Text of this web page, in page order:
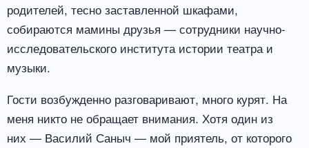
родителей, тесно заставленной шкафами,
собираются мамины друзья — сотрудники научно-
исследовательского института истории театра и
музыки.
Гости возбужденно разговаривают, много курят. На
меня никто не обращает внимания. Хотя один из
них — Василий Саныч — мой приятель, от которого